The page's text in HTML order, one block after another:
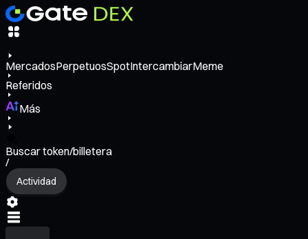
MercadosPerpetuosSpotIntercambiarMeme
Referidos
Más
Buscar token/billetera
/
Actividad